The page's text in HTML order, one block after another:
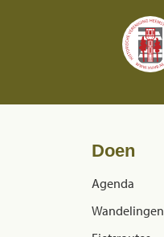
Doen
Agenda
Wandelingen